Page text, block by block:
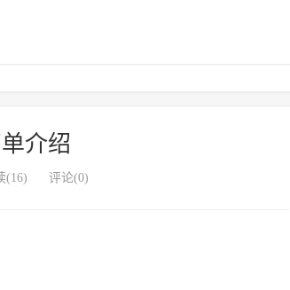
介绍
(16) 评论(0)